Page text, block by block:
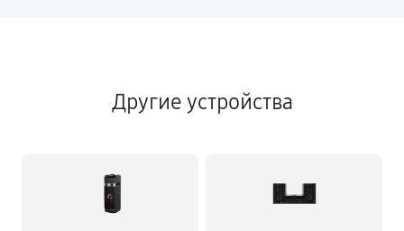
Другие устройства